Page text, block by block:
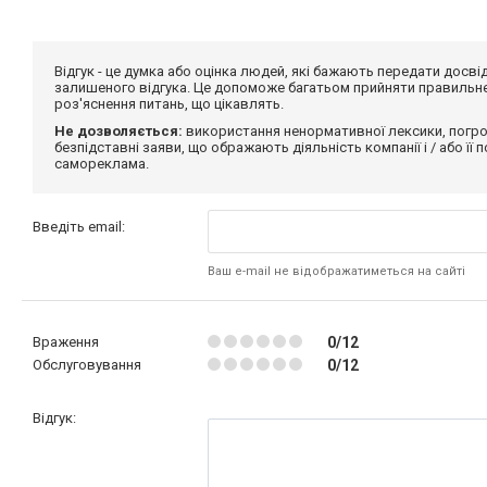
Відгук - це думка або оцінка людей, які бажають передати
залишеного відгука. Це допоможе багатьом прийняти
роз'яснення питань, що цікавлять.
Не дозволяється: використання ненормативної лексики,
безпідставні заяви, що ображають діяльність компанії і / або
самореклама.
Введіть email:
Ваш e-mail не відображатиметься на сайті
Враження 0/12
Обслуговування 0/12
Відгук: